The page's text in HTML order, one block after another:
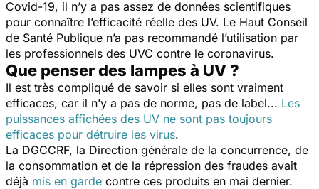
Covid-19, il n’y a pas assez de données scientifiques
pour connaître l’efficacité réelle des UV. Le Haut Conseil
de Santé Publique n’a pas recommandé l’utilisation par
les professionnels des UVC contre le coronavirus.
Que penser des lampes à UV ?
Il est très compliqué de savoir si elles sont vraiment
efficaces, car il n’y a pas de norme, pas de label... Les
puissances affichées des UV ne sont pas toujours
efficaces pour détruire les virus.
La DGCCRF, la Direction générale de la concurrence, de
la consommation et de la répression des fraudes avait
déjà mis en garde contre ces produits en mai dernier.